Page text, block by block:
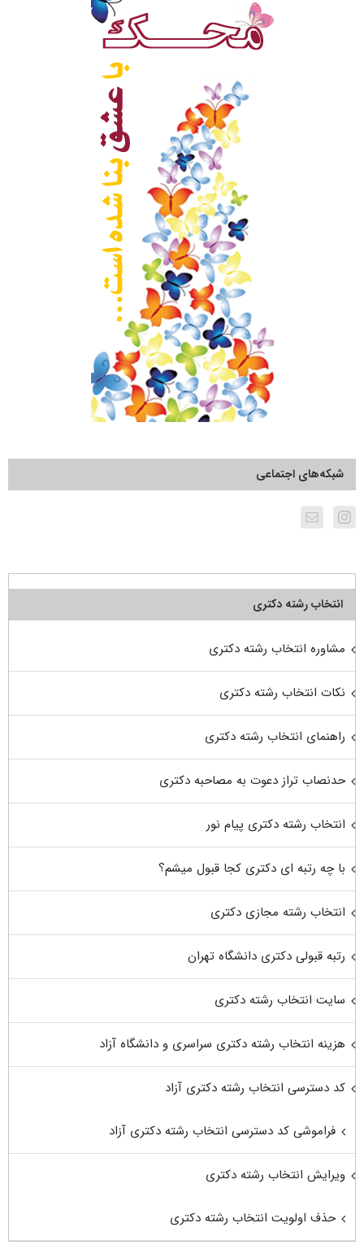
شبکه‌های اجتماعی
انتخاب رشته دکتری
مشاوره انتخاب رشته دکتری
نکات انتخاب رشته دکتری
راهنمای انتخاب رشته دکتری
حدنصاب تراز دعوت به مصاحبه دکتری
انتخاب رشته دکتری پیام نور
با چه رتبه ای دکتری کجا قبول میشم؟
انتخاب رشته مجازی دکتری
رتبه قبولی دکتری دانشگاه تهران
سایت انتخاب رشته دکتری
هزینه انتخاب رشته دکتری سراسری و دانشگاه آزاد
کد دسترسی انتخاب رشته دکتری آزاد
فراموشی کد دسترسی انتخاب رشته دکتری آزاد
ویرایش انتخاب رشته دکتری
حذف اولویت انتخاب رشته دکتری